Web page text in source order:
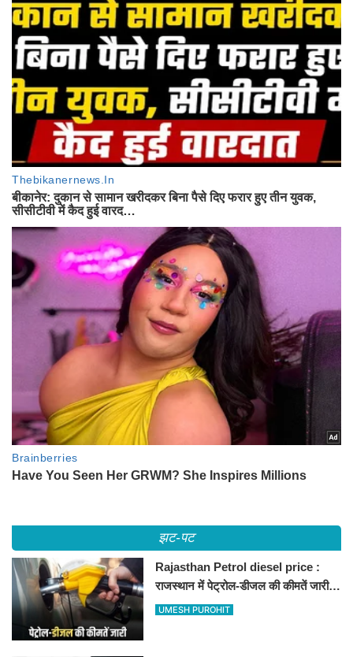
झट-पट
Rajasthan Petrol diesel price :
राजस्थान में पेट्रोल-डीजल की कीमतें जारी,
जानिए बीकानेर समेत पुरे प्रदेश में नए रेट
UMESH PUROHIT